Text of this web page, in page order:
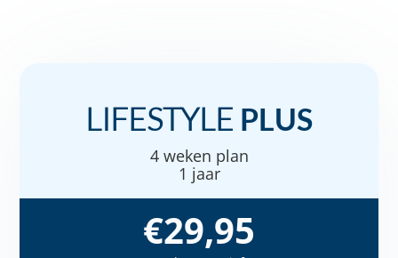
LIFESTYLE PLUS
4 weken plan
1 jaar
€29,95